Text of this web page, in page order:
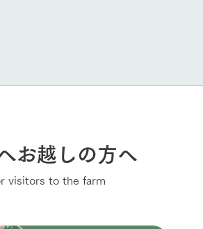
お越しの方へ
visitors to the farm